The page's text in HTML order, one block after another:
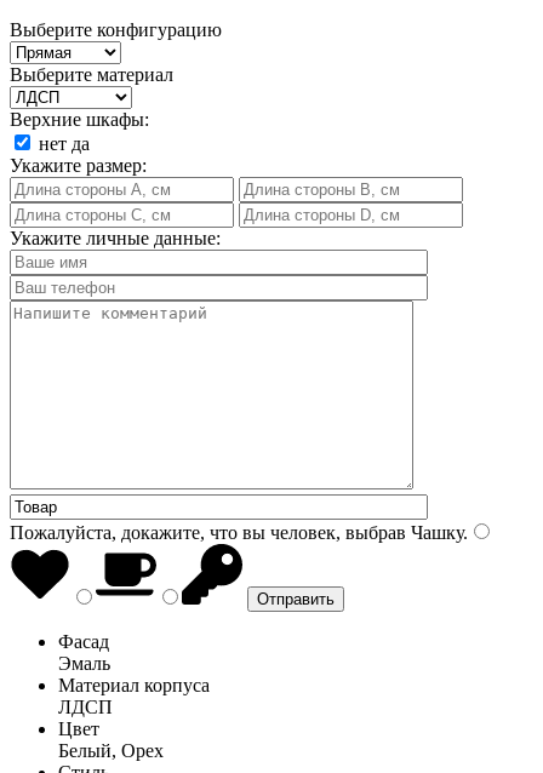
Выберите конфигурацию
Выберите материал
Верхние шкафы:
нет да
Укажите размер:
Укажите личные данные:
Пожалуйста, докажите, что вы человек, выбрав Чашку.
Фасад
Эмаль
Материал корпуса
ЛДСП
Цвет
Белый, Орех